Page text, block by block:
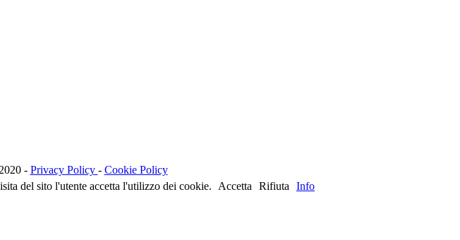
- Privacy Policy - Cookie Policy
del sito l'utente accetta l'utilizzo dei cookie.
Accetta Rifiuta Info